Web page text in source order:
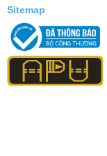
Sitemap